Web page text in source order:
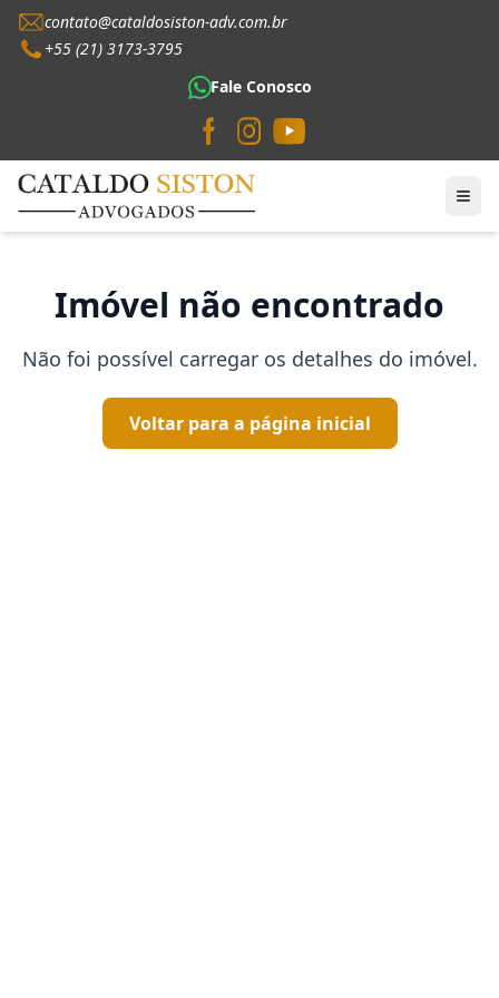
contato@cataldosiston-adv.com.br
+55 (21) 3173-3795
Fale Conosco
Imóvel não encontrado
Não foi possível carregar os detalhes do imóvel.
Voltar para a página inicial